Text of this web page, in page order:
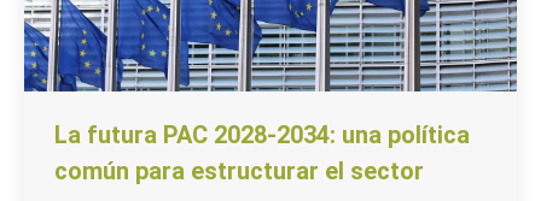
La futura PAC 2028-2034: una política
común para estructurar el sector